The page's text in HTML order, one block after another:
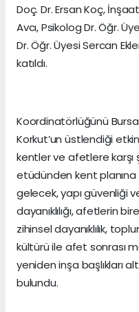
Doç. Dr. Ersan Koç,
Avcı, Psikolog Dr. Öğr.
Dr. Öğr. Üyesi Sercan
katıldı.
Koordinatörlüğünü
Korkut’un üstlendiği
kentler ve afetlere karşı
etüdünden kent
gelecek, yapı güvenliği
dayanıklılığı, afetlerin
zihinsel dayanıklılık,
kültürü ile afet sonrası
yeniden inşa başlıkları
bulundu.